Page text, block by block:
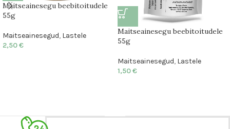
Maitseainesegu beebitoitudele
55g
Maitseainesegud, Lastele
2,50€
Maitseainesegu beebitoitudele
55g
Maitseainesegud, Lastele
1,50€